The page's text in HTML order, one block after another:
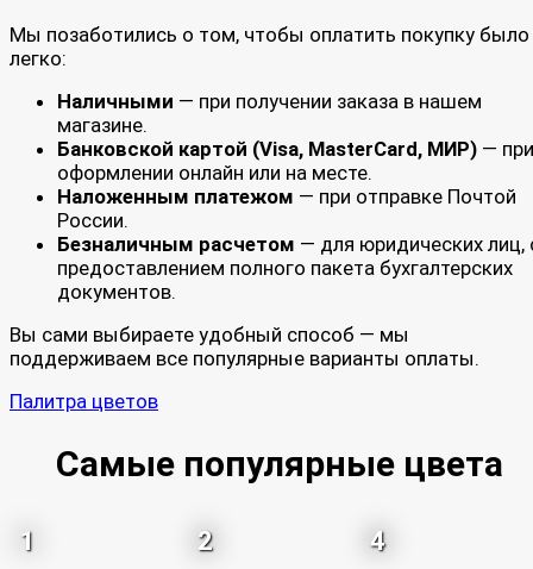
Мы позаботились о том, чтобы оплатить покупку было
легко:
Наличными — при получении заказа в нашем
магазине.
Банковской картой (Visa, MasterCard, МИР) — при
оформлении онлайн или на месте.
Наложенным платежом — при отправке Почтой
России.
Безналичным расчетом — для юридических лиц,
предоставлением полного пакета бухгалтерских
документов.
Вы сами выбираете удобный способ — мы
поддерживаем все популярные варианты оплаты.
Палитра цветов
Самые популярные цвета
1 2 4